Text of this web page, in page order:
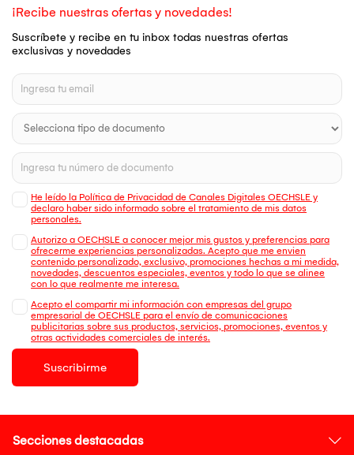
¡Recibe nuestras ofertas y novedades!
Suscríbete y recibe en tu inbox todas nuestras ofertas
exclusivas y novedades
He leído la Política de Privacidad de Canales Digitales OECHSLE y
declaro haber sido informado sobre el tratamiento de mis datos
personales.
Autorizo a OECHSLE a conocer mejor mis gustos y preferencias para
ofrecerme experiencias personalizadas. Acepto que me envien
contenido personalizado, exclusivo, promociones hechas a mi medida,
novedades, descuentos especiales, eventos y todo lo que se alinee
con lo que realmente me interesa.
Acepto el compartir mi información con empresas del grupo
empresarial de OECHSLE para el envío de comunicaciones
publicitarias sobre sus productos, servicios, promociones, eventos y
otras actividades comerciales de interés.
Suscribirme
Secciones destacadas